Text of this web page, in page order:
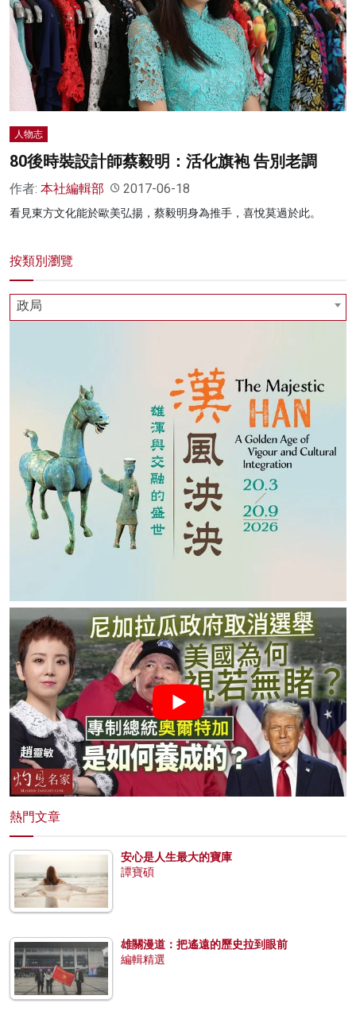
人物志
80後時裝設計師蔡毅明：活化旗袍 告別老調
作者: 本社編輯部 2017-06-18
看見東方文化能於歐美弘揚，蔡毅明身為推手，喜悅莫過於此。
按類別瀏覽
政局
熱門文章
安心是人生最大的寶庫
譚寶碩
雄關漫道：把遙遠的歷史拉到眼前
編輯精選